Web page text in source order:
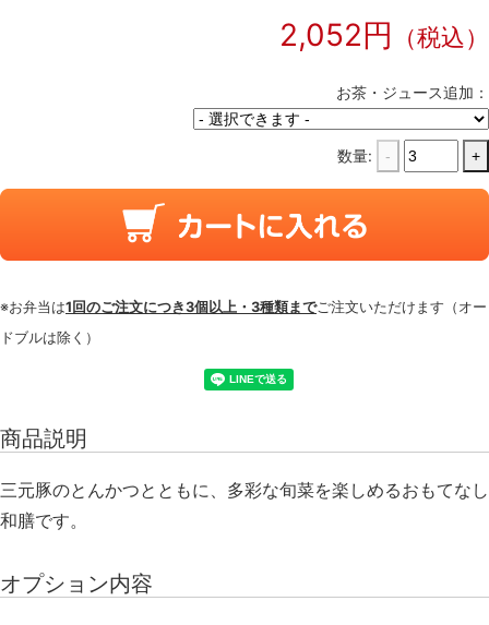
2,052円
（税込）
お茶・ジュース追加：
数量: - +
※お弁当は1回のご注文につき3個以上・3種類までご注文いただけます（オー
ドブルは除く）
商品説明
三元豚のとんかつとともに、多彩な旬菜を楽しめるおもてなし
和膳です。
オプション内容